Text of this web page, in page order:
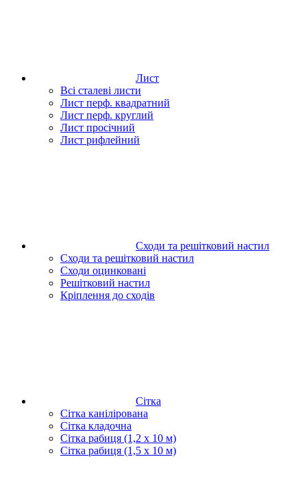
Лист
Всі сталеві листи
Лист перф. квадратний
Лист перф. круглий
Лист просічний
Лист рифлейний
Сходи та решітковий настил
Сходи та решітковий настил
Сходи оцинковані
Решітковий настил
Кріплення до сходів
Сітка
Сітка канілірована
Сітка кладочна
Сітка рабиця (1,2 x 10 м)
Сітка рабиця (1,5 x 10 м)